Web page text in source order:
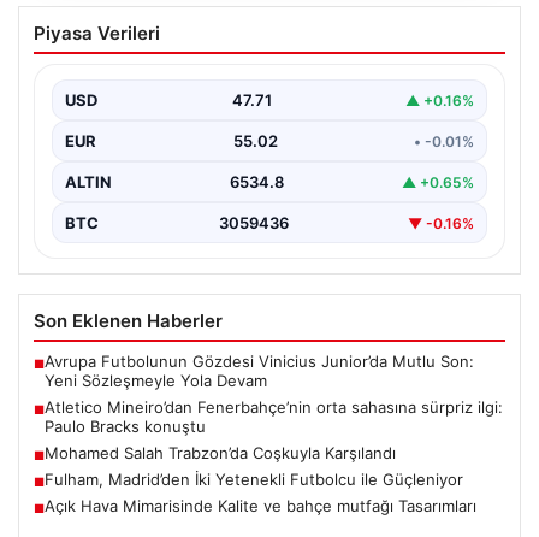
Atletico Mineiro’dan Fenerbahçe’nin
orta sahasına sürpriz ilgi: Paulo Bracks
Atletico Mineiro cephesinden Fenerbahçe'nin orta saha
Piyasa Verileri
USD 47.71 ▲ +0.16%
EUR 55.02 • -0.01%
ALTIN 6534.8 ▲ +0.65%
BTC 3059436 ▼ -0.16%
Son Eklenen Haberler
■Avrupa Futbolunun Gözdesi Vinicius Junior’da Mutlu Son:
Yeni Sözleşmeyle Yola Devam
■Atletico Mineiro’dan Fenerbahçe’nin orta sahasına sürpriz ilgi:
Paulo Bracks konuştu
■Mohamed Salah Trabzon’da Coşkuyla Karşılandı
■Fulham, Madrid’den İki Yetenekli Futbolcu ile Güçleniyor
■Açık Hava Mimarisinde Kalite ve bahçe mutfağı Tasarımları